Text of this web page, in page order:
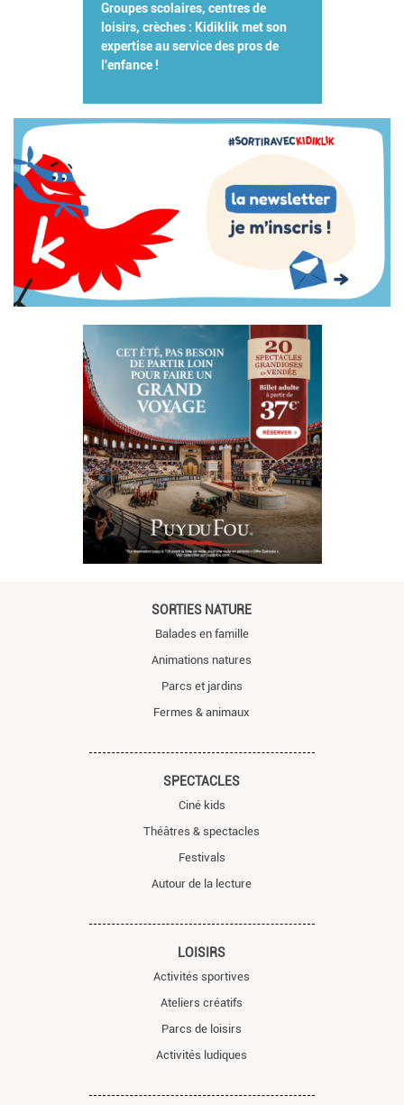
Groupes scolaires, centres de
loisirs, crèches : Kidiklik met son
expertise au service des pros de
l'enfance !
SORTIES NATURE
Balades en famille
Animations natures
Parcs et jardins
Fermes & animaux
SPECTACLES
Ciné kids
Théâtres & spectacles
Festivals
Autour de la lecture
LOISIRS
Activités sportives
Ateliers créatifs
Parcs de loisirs
Activités ludiques